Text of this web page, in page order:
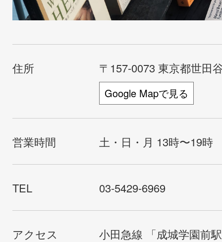
住所 〒157-0073 東京都世田
Google Mapで見る
営業時間 土・日・月 13時〜19時
TEL 03-5429-6969
アクセス
小田急線 「成城学園前